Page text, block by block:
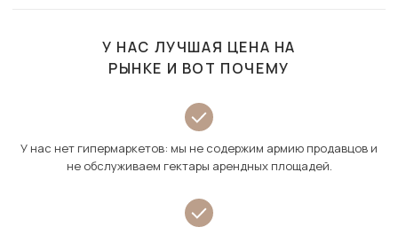
У НАС ЛУЧШАЯ ЦЕНА НА
РЫНКЕ И ВОТ ПОЧЕМУ
У нас нет гипермаркетов: мы не содержим армию продавцов и
не обслуживаем гектары арендных площадей.